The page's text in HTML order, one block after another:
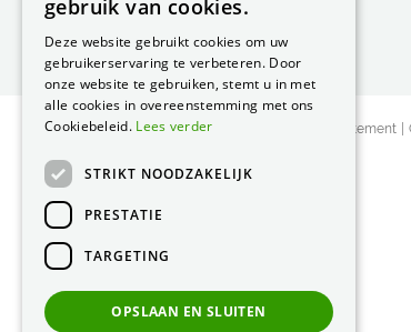
© Peacock Garden Supports Privacy Statement
gebruik van cookies.
Deze website gebruikt cookies om uw
gebruikerservaring te verbeteren. Door
onze website te gebruiken, stemt u in met
alle cookies in overeenstemming met ons
Cookiebeleid. Lees verder
STRIKT NOODZAKELIJK
PRESTATIE
TARGETING
OPSLAAN EN SLUITEN